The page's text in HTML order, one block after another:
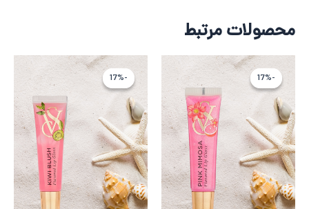
محصولات مرتبط
-17%-17%
قیمت
اصلی
1,687,424 تومان
بود.
قیمت
فعلی
است.
-17%-17%
قیمت
اصلی
بود.
قیمت
فعلی
است.